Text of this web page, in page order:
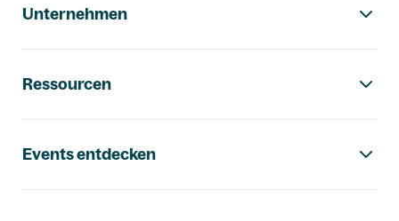
Unternehmen
Ressourcen
Events entdecken